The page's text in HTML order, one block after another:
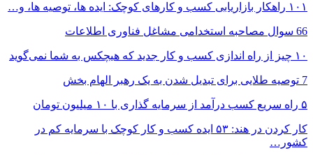
۱۰۱ راهکار بازاریابی کسب و کارهای کوچک: ایده ها، توصیه ها، و…
66 سوال مصاحبه استخدامی مشاغل فناوری اطلاعات
۱۰ چیز از راه اندازی کسب و کار جدید که هیچکس به شما نمی‌گوید
7 توصیه طلایی برای تبدیل شدن به یک رهبر الهام بخش
۵ راه سریع کسب درآمد از سرمایه گذاری با ۱۰ میلیون تومان
کار کردن در هند: ۵۳ ایده کسب و کار کوچک با سرمایه کم در
کشور…